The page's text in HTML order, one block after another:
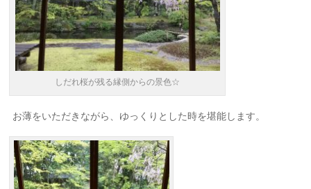
しだれ桜が残る縁側からの景色☆
お薄をいただきながら、ゆっくりとした時を堪能します。